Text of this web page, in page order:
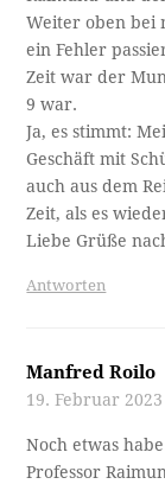
Weiter oben bei
ein Fehler
Zeit war der
9 war.
Ja, es stimmt:
Geschäft mit
auch aus dem
Zeit, als es
Liebe Grüße
Antworten
Manfred Roilo
19. Februar
Noch etwas
Professor